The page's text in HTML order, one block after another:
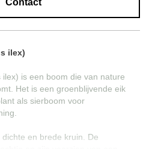
Contact
ilex)
is een boom die van nature
Het is een groenblijvende eik
als sierboom voor
en brede kruin. De